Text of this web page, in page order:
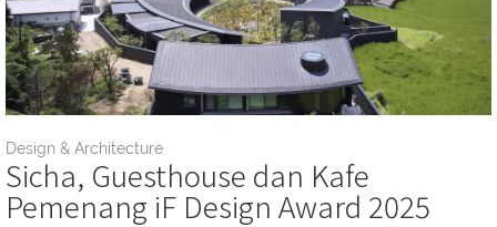
Design & Architecture
Sicha, Guesthouse dan Kafe
Pemenang iF Design Award 2025